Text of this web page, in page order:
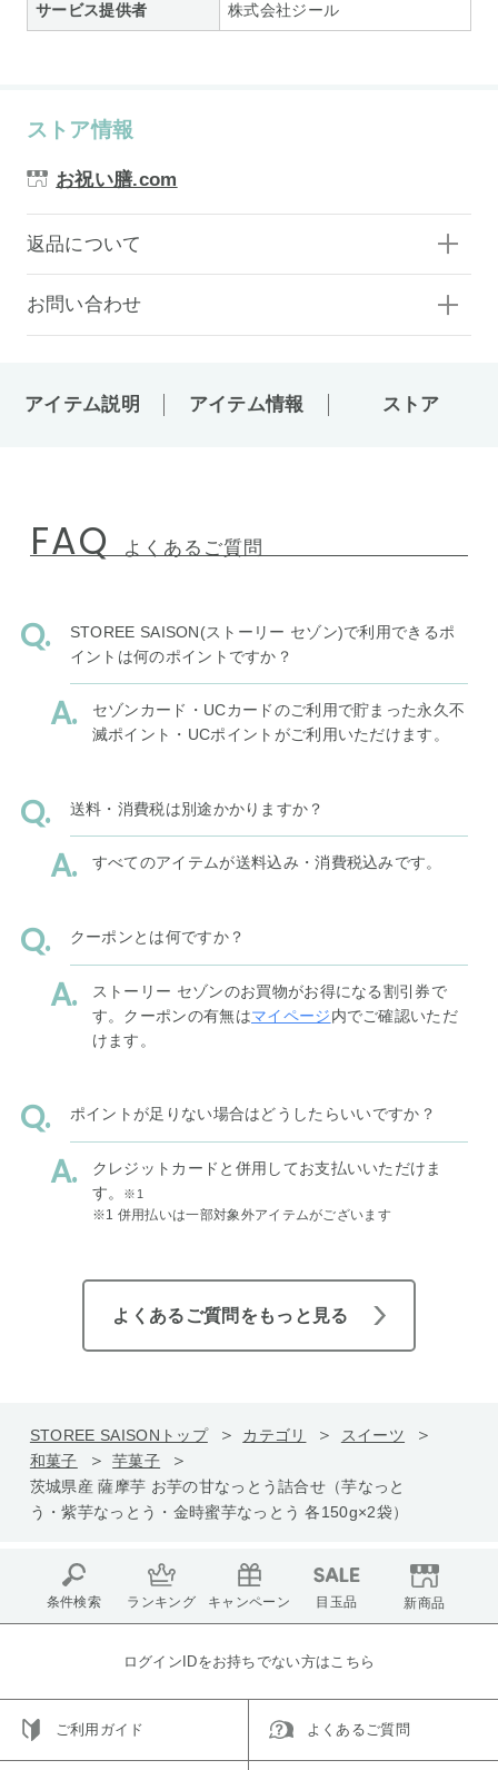
サービス提供者 株式会社ジール
ストア情報
お祝い膳.com
返品について
お問い合わせ
アイテム説明 アイテム情報 ストア
FAQ よくあるご質問
STOREE SAISON(ストーリー セゾン)で利用できるポ
イントは何のポイントですか？
セゾンカード・UCカードのご利用で貯まった永久不
滅ポイント・UCポイントがご利用いただけます。
送料・消費税は別途かかりますか？
すべてのアイテムが送料込み・消費税込みです。
クーポンとは何ですか？
ストーリー セゾンのお買物がお得になる割引券で
す。クーポンの有無はマイページ内でご確認いただ
けます。
ポイントが足りない場合はどうしたらいいですか？
クレジットカードと併用してお支払いいただけま
す。
※1
※1 併用払いは一部対象外アイテムがございます
よくあるご質問をもっと見る
STOREE SAISONトップ カテゴリ
スイーツ
和菓子
芋菓子
茨城県産 薩摩芋 お芋の甘なっとう詰合せ（芋なっと
う・紫芋なっとう・金時蜜芋なっとう 各150g×2袋）
条件検索 ランキング キャンペーン 目玉品 新商品
ログインIDをお持ちでない方はこちら
ご利用ガイド よくあるご質問